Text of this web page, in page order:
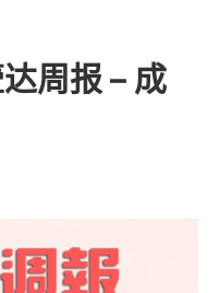
周报 – 成